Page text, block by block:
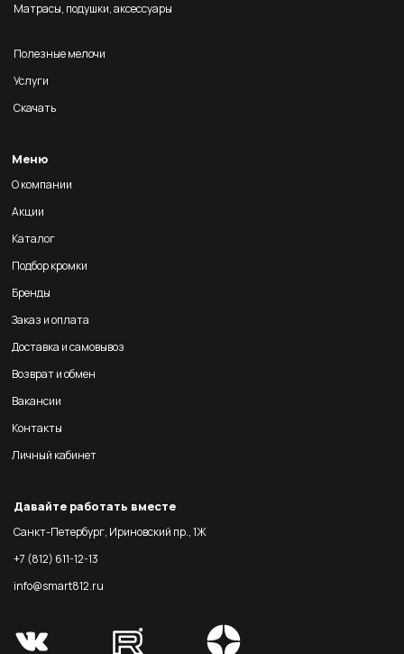
Матрасы, подушки, аксессуары
Полезные мелочи
Услуги
Скачать
Меню
О компании
Акции
Каталог
Подбор кромки
Бренды
Заказ и оплата
Доставка и самовывоз
Возврат и обмен
Вакансии
Контакты
Личный кабинет
Давайте работать вместе
Санкт-Петербург, Ириновский пр., 1Ж
+7 (812) 611-12-13
info@smart812.ru